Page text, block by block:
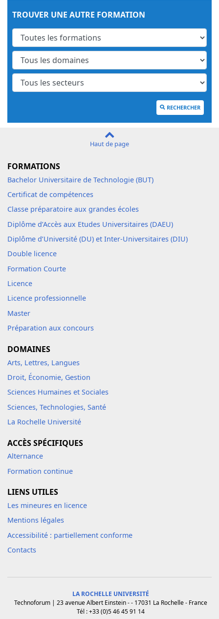
TROUVER UNE AUTRE FORMATION
RECHERCHER
Haut de page
FORMATIONS
Bachelor Universitaire de Technologie (BUT)
Certificat de compétences
Classe préparatoire aux grandes écoles
Diplôme d’Accès aux Etudes Universitaires (DAEU)
Diplôme d’Université (DU) et Inter-Universitaires (DIU)
Double licence
Formation Courte
Licence
Licence professionnelle
Master
Préparation aux concours
DOMAINES
Arts, Lettres, Langues
Droit, Économie, Gestion
Sciences Humaines et Sociales
Sciences, Technologies, Santé
La Rochelle Université
ACCÈS SPÉCIFIQUES
Alternance
Formation continue
LIENS UTILES
Les mineures en licence
Mentions légales
Accessibilité : partiellement conforme
Contacts
LA ROCHELLE UNIVERSITÉ
Technoforum | 23 avenue Albert Einstein - - 17031 La Rochelle - France
Tél : +33 (0)5 46 45 91 14